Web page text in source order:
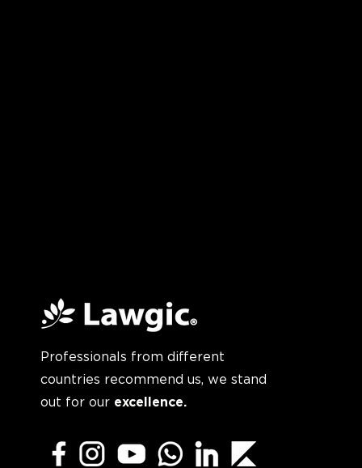
Professionals from different
countries recommend us, we stand
out for our excellence.